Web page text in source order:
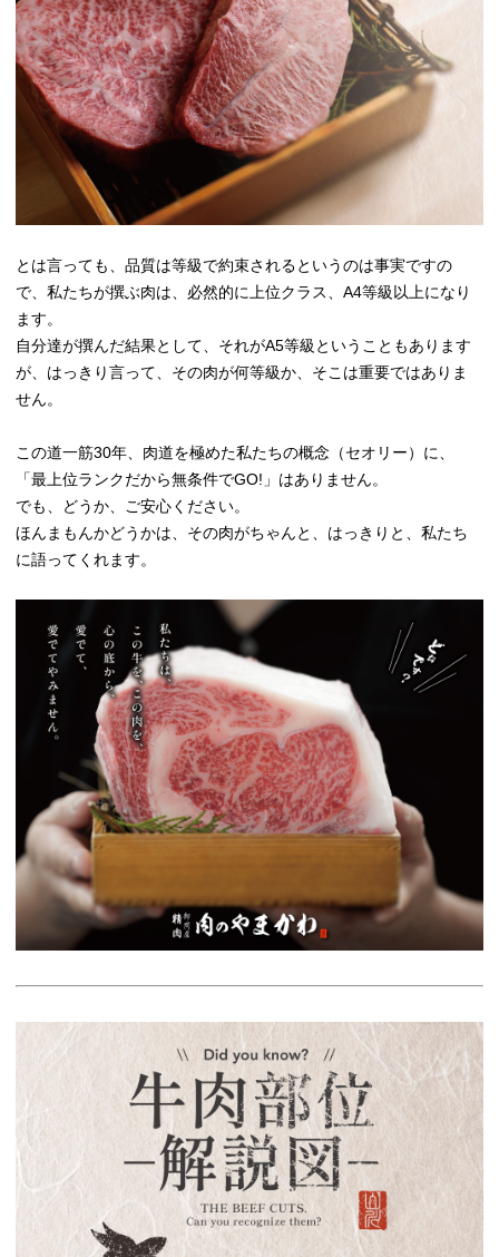
とは言っても、品質は等級で約束されるというのは事実ですの
で、私たちが撰ぶ肉は、必然的に上位クラス、A4等級以上になり
ます。
自分達が撰んだ結果として、それがA5等級ということもあります
が、はっきり言って、その肉が何等級か、そこは重要ではありま
せん。
この道一筋30年、肉道を極めた私たちの概念（セオリー）に、
「最上位ランクだから無条件でGO!」はありません。
でも、どうか、ご安心ください。
ほんまもんかどうかは、その肉がちゃんと、はっきりと、私たち
に語ってくれます。